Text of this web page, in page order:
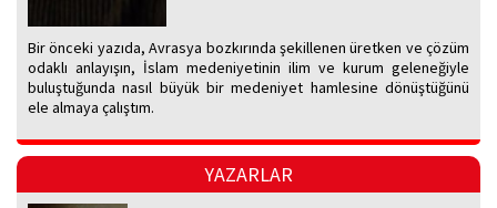
Bir önceki yazıda, Avrasya bozkırında şekillenen üretken ve çözüm
odaklı anlayışın, İslam medeniyetinin ilim ve kurum geleneğiyle
buluştuğunda nasıl büyük bir medeniyet hamlesine dönüştüğünü
ele almaya çalıştım.
YAZARLAR